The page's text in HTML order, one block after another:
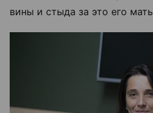
вины и стыда за это его